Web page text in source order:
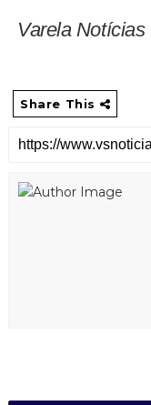
Varela Notícias
Share This